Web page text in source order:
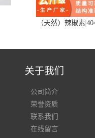
（天然）辣椒素
关于我们
公司简介
荣誉资质
联系我们
在线留言